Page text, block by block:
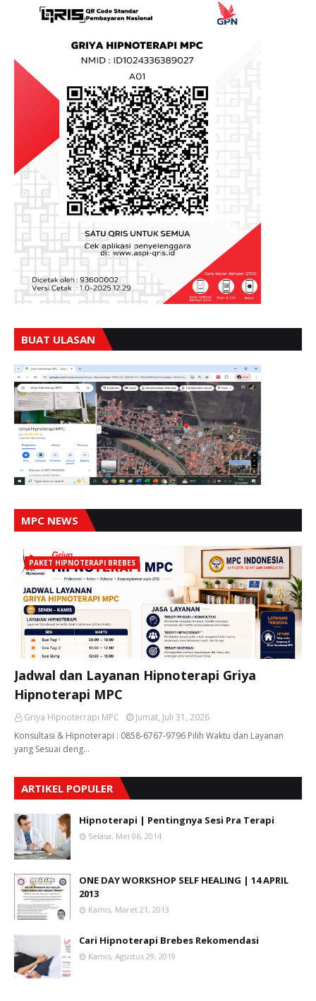
BUAT ULASAN
MPC NEWS
PAKET HIPNOTERAPI BREBES
Jadwal dan Layanan Hipnoterapi Griya
Hipnoterapi MPC
Griya Hipnoterrapi MPC
Jumat, Juli 31, 2026
Konsultasi & Hipnoterapi : 0858-6767-9796 Pilih Waktu dan Layanan
yang Sesuai deng…
ARTIKEL POPULER
Hipnoterapi | Pentingnya Sesi Pra Terapi
Selasa, Mei 06, 2014
ONE DAY WORKSHOP SELF HEALING | 14 APRIL
2013
Kamis, Maret 21, 2013
Cari Hipnoterapi Brebes Rekomendasi
Kamis, Agustus 29, 2019